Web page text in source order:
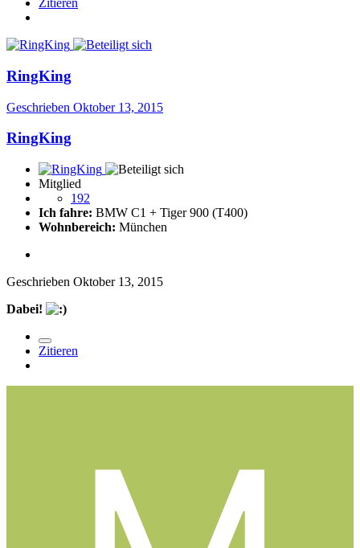
Zitieren
RingKing
Geschrieben Oktober 13, 2015
RingKing
Mitglied
192
Ich fahre: BMW C1 + Tiger 900 (T400)
Wohnbereich: München
Geschrieben Oktober 13, 2015
Dabei!
Zitieren